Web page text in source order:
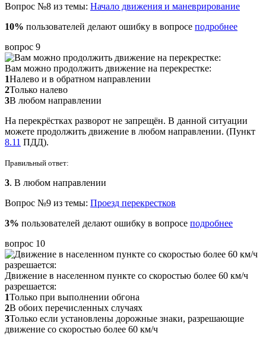
Вопрос №8 из темы: Начало движения и маневрирование
10% пользователей делают ошибку в вопросе подробнее
вопрос 9
Вам можно продолжить движение на перекрестке:
1Налево и в обратном направлении
2Только налево
3В любом направлении
На перекрёстках разворот не запрещён. В данной ситуации
можете продолжить движение в любом направлении. (Пункт
8.11 ПДД).
Правильный ответ:
3. В любом направлении
Вопрос №9 из темы: Проезд перекрестков
3% пользователей делают ошибку в вопросе подробнее
вопрос 10
Движение в населенном пункте со скоростью более 60 км/ч
разрешается:
1Только при выполнении обгона
2В обоих перечисленных случаях
3Только если установлены дорожные знаки, разрешающие
движение со скоростью более 60 км/ч